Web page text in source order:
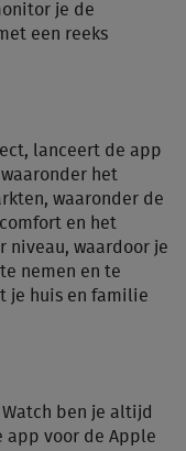
je de
een reeks
lanceert de app
het
waaronder de
en het
niveau, waardoor je
nemen en te
je huis en familie
ben je altijd
app voor de Apple